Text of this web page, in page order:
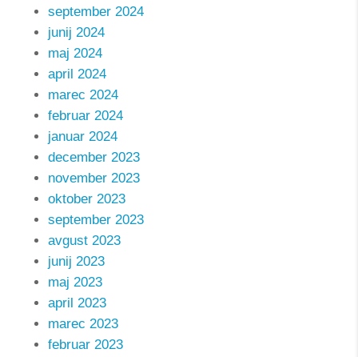
september 2024
junij 2024
maj 2024
april 2024
marec 2024
februar 2024
januar 2024
december 2023
november 2023
oktober 2023
september 2023
avgust 2023
junij 2023
maj 2023
april 2023
marec 2023
februar 2023